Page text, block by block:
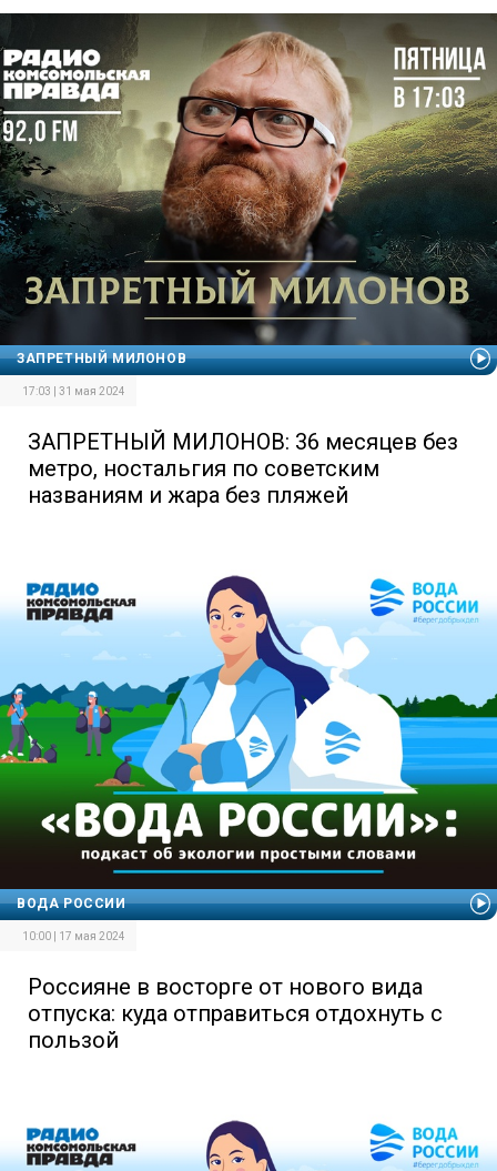
ЗАПРЕТНЫЙ МИЛОНОВ
17:03 | 31 мая 2024
ЗАПРЕТНЫЙ МИЛОНОВ: 36 месяцев без
метро, ностальгия по советским
названиям и жара без пляжей
ВОДА РОССИИ
10:00 | 17 мая 2024
Россияне в восторге от нового вида
отпуска: куда отправиться отдохнуть с
пользой